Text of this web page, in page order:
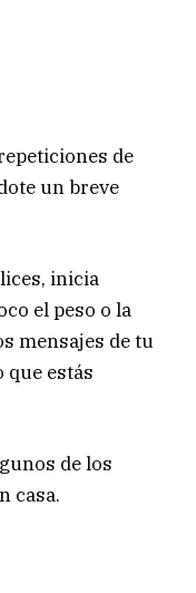
de
un breve
inicia
el peso o la
mensajes de tu
que estás
de los
casa.